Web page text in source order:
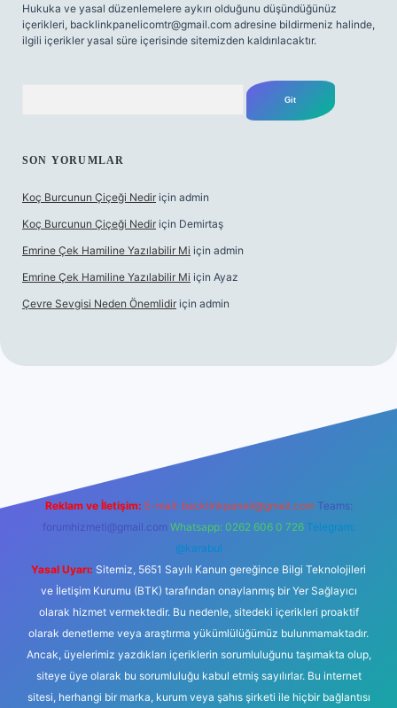
Hukuka ve yasal düzenlemelere aykırı olduğunu düşündüğünüz
içerikleri, backlinkpanelicomtr@gmail.com adresine bildirmeniz halinde,
ilgili içerikler yasal süre içerisinde sitemizden kaldırılacaktır.
SON YORUMLAR
Koç Burcunun Çiçeği Nedir için admin
Koç Burcunun Çiçeği Nedir için Demirtaş
Emrine Çek Hamiline Yazılabilir Mi için admin
Emrine Çek Hamiline Yazılabilir Mi için Ayaz
Çevre Sevgisi Neden Önemlidir için admin
Reklam ve İletişim: E-mail: backlinkpaneli@gmail.com Teams:
forumhizmeti@gmail.com Whatsapp: 0262 606 0 726 Telegram:
@karabul
Yasal Uyarı: Sitemiz, 5651 Sayılı Kanun gereğince Bilgi Teknolojileri
ve İletişim Kurumu (BTK) tarafından onaylanmış bir Yer Sağlayıcı
olarak hizmet vermektedir. Bu nedenle, sitedeki içerikleri proaktif
olarak denetleme veya araştırma yükümlülüğümüz bulunmamaktadır.
Ancak, üyelerimiz yazdıkları içeriklerin sorumluluğunu taşımakta olup,
siteye üye olarak bu sorumluluğu kabul etmiş sayılırlar. Bu internet
sitesi, herhangi bir marka, kurum veya şahıs şirketi ile hiçbir bağlantısı